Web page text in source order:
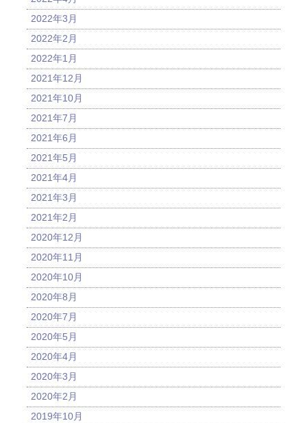
2022年3月
2022年2月
2022年1月
2021年12月
2021年10月
2021年7月
2021年6月
2021年5月
2021年4月
2021年3月
2021年2月
2020年12月
2020年11月
2020年10月
2020年8月
2020年7月
2020年5月
2020年4月
2020年3月
2020年2月
2019年10月